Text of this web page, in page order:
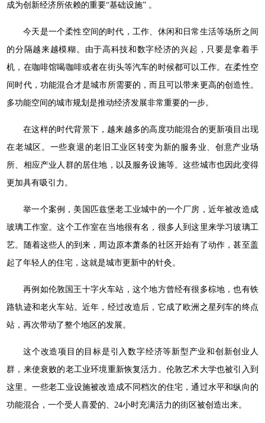
成为创新经济所依赖的重要“基础设施” 。
今天是一个柔性空间的时代，工作、休闲和日常生活等场所之间
的分隔越来越模糊。由于高科技和数字经济的兴起，只要是拿着手
机，在咖啡馆喝咖啡或者在街头等汽车的时候都可以工作。在柔性空
间时代，功能混合才是城市所需要的，而且可以带来更高的创造性。
多功能空间的城市规划是推动经济发展非常重要的一步。
在这样的时代背景下，越来越多的高度功能混合的更新项目出现
在老城区。一些衰退的老旧工业区转变为新的服务业、创意产业场
所、相应产业人群的居住地，以及服务设施等。这些城市也因此变得
更加具有吸引力。
举一个案例，美国匹兹堡老工业城中的一个厂房，近年被改造成
玻璃工作室。这个工作室在当地很有名，很多人到这里来学习玻璃工
艺。随着这些人的到来，周边原本萧条的社区开始有了动作，甚至盖
起了年轻人的住宅，这就是城市更新中的针灸。
再例如伦敦国王十字火车站，这个地方曾经有很多棕地，也有铁
路轨迹和老火车站。近年，经过改造后，它成了欧洲之星列车的终点
站，再次带动了整个地区的发展。
这个改造项目的目标是引入数字经济等新型产业和创新创业人
群，来使衰败的老工业环境重新恢复活力。伦敦艺术大学也被引入到
这里。一些老工业设施被改造成不同档次的住宅，通过水平和纵向的
功能混合，一个受人喜爱的、24小时充满活力的街区被创造出来。